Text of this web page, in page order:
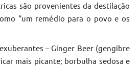
são provenientes da destilação
“um remédio para o povo e os
– Ginger Beer (gengibre
mais picante; borbulha sedosa e